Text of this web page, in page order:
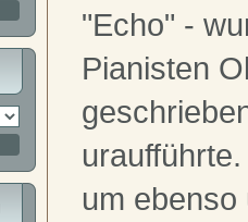
"Echo" -
Pianisten
um